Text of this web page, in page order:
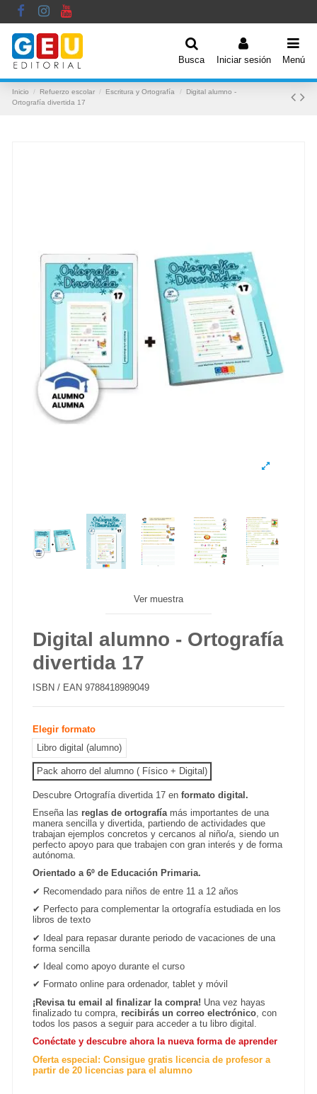
Busca Iniciar sesión Menú
Inicio Refuerzo escolar Escritura y Ortografía
Digital alumno -
Ortografía divertida 17
Ver muestra
Digital alumno - Ortografía
divertida 17
ISBN / EAN 9788418989049
Elegir formato
Libro digital (alumno)
Pack ahorro del alumno ( Físico + Digital)
Descubre Ortografía divertida 17 en formato digital.
Enseña las reglas de ortografíamás importantes de una
manera sencilla y divertida, partiendo de actividades que
trabajan ejemplos concretos y cercanos al niño/a, siendo un
perfecto apoyo para que trabajen con gran interés y de forma
autónoma.
Orientado a 6º de Educación Primaria.
✔ Recomendado para niños de entre 11 a 12 años
✔ Perfecto para complementar la ortografía estudiada en los
libros de texto
✔ Ideal para repasar durante periodo de vacaciones de una
forma sencilla
✔
Ideal como apoyo durante el curso
✔ Formato online para ordenador, tablet y móvil
¡Revisa tu email al finalizar la compra! Una vez hayas
finalizado tu compra, recibirás un correo electrónico , con
todos los pasos a seguir para acceder a tu libro digital.
Conéctate y descubre ahora la nueva forma de aprender
Oferta especial: Consigue gratis licencia de profesor a
partir de 20 licencias para el alumno